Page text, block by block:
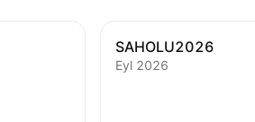
SAHOLU2026
Eyl 2026